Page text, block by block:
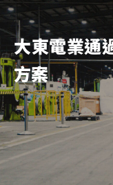
大東電業通
方案